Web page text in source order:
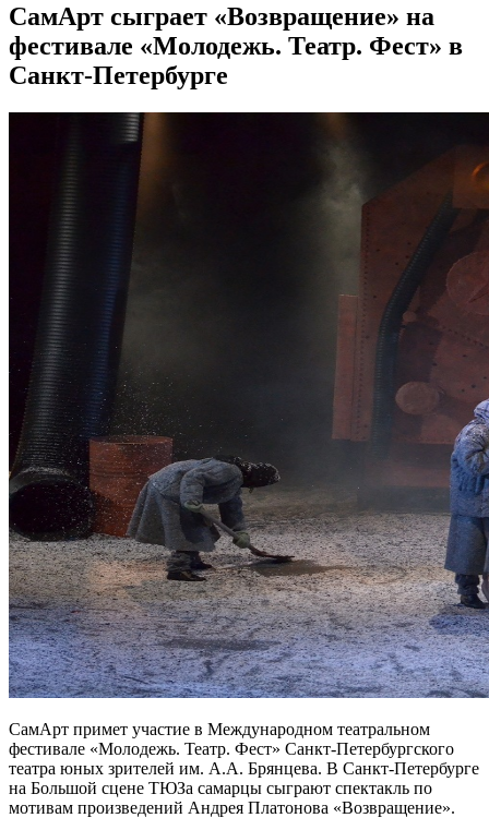
СамАрт сыграет «Возвращение» на
фестивале «Молодежь. Театр. Фест» в
Санкт-Петербурге
СамАрт примет участие в Международном театральном
фестивале «Молодежь. Театр. Фест» Санкт-Петербургского
театра юных зрителей им. А.А. Брянцева. В Санкт-Петербурге
на Большой сцене ТЮЗа самарцы сыграют спектакль по
мотивам произведений Андрея Платонова «Возвращение».